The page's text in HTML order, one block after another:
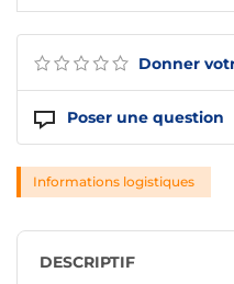
Donner
Poser une question
Informations logistiques
DESCRIPTIF